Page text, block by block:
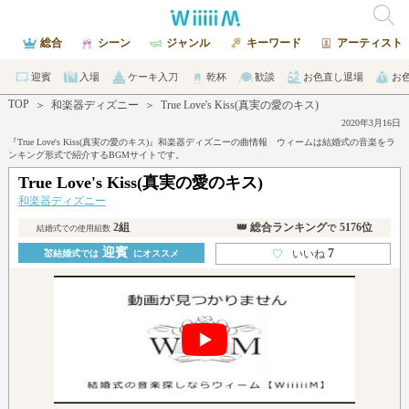
総合 シーン ジャンル キーワード アーティスト
迎賓 入場 ケーキ入刀 乾杯 歓談 お色直し退場 お
TOP ＞ 和楽器ディズニー ＞ True Love's Kiss(真実の愛のキス)
2020年3月16日
『True Love's Kiss(真実の愛のキス)』和楽器ディズニーの曲情報 ウィームは結婚式の音楽をラ
ンキング形式で紹介するBGMサイトです。
True Love's Kiss(真実の愛のキス)
和楽器ディズニー
結婚式での使用組数2組 👑 総合ランキングで 5176位
💒結婚式では迎賓 にオススメ ♡ いいね7